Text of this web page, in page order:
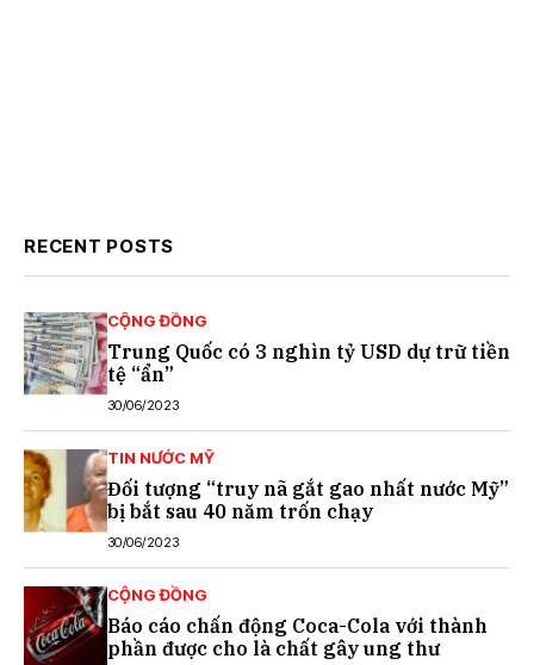
RECENT POSTS
CỘNG ĐỒNG
Trung Quốc có 3 nghìn tỷ USD dự trữ tiền
tệ “ẩn”
30/06/2023
TIN NƯỚC MỸ
Đối tượng “truy nã gắt gao nhất nước Mỹ”
bị bắt sau 40 năm trốn chạy
30/06/2023
CỘNG ĐỒNG
Báo cáo chấn động Coca-Cola với thành
phần được cho là chất gây ung thư